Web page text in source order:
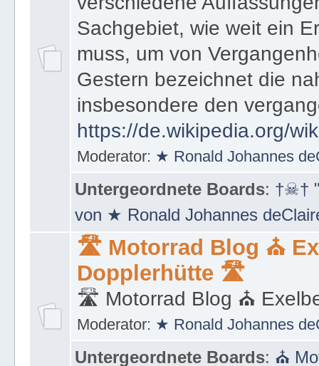
Sachgebiet, wie weit ein
muss, um von
Gestern bezeichnet die
insbesondere den
https://de.wikipedia.org/
Moderator: ★ Ronald Johannes
Untergeordnete Boards: †☠†
von ★ Ronald Johannes
🛣 Motorrad Blog ⛪
Dopplerhütte 🛣
🛣 Motorrad Blog ⛪
Moderator: ★ Ronald Johannes
Untergeordnete Boards: ⛪